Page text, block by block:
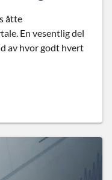
åtte
En vesentlig del
av hvor godt hvert